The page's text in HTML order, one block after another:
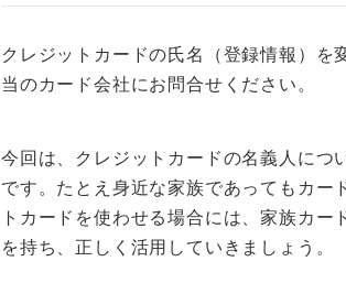
クレジットカードの氏名（登録情報）
当のカード会社にお問合せください。
今回は、クレジットカードの名義人につ
です。たとえ身近な家族であってもカー
トカードを使わせる場合には、家族カ
を持ち、正しく活用していきましょう。